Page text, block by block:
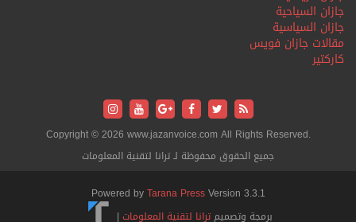
جازان السياحية
جازان السياسية
مقالات جازان فويس
كاركتير
Copyright © 2026 www.jazanvoice.com All Rights Reserved.
جميع الحقوق محفوظة لـ ترانا لتقنية المعلومات
Powered byTarana PressVersion 3.3.1
برمجة وتصميمترانا لتقنية المعلومات |